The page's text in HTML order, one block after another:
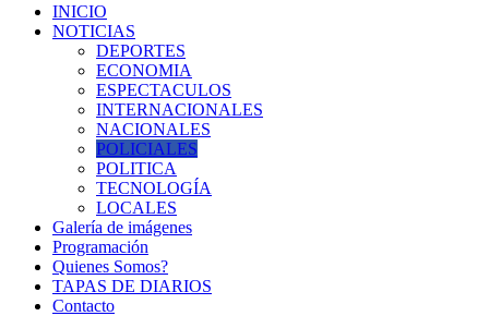
INICIO
NOTICIAS
DEPORTES
ECONOMIA
ESPECTACULOS
INTERNACIONALES
NACIONALES
POLICIALES
POLITICA
TECNOLOGÍA
LOCALES
Galería de imágenes
Programación
Quienes Somos?
TAPAS DE DIARIOS
Contacto